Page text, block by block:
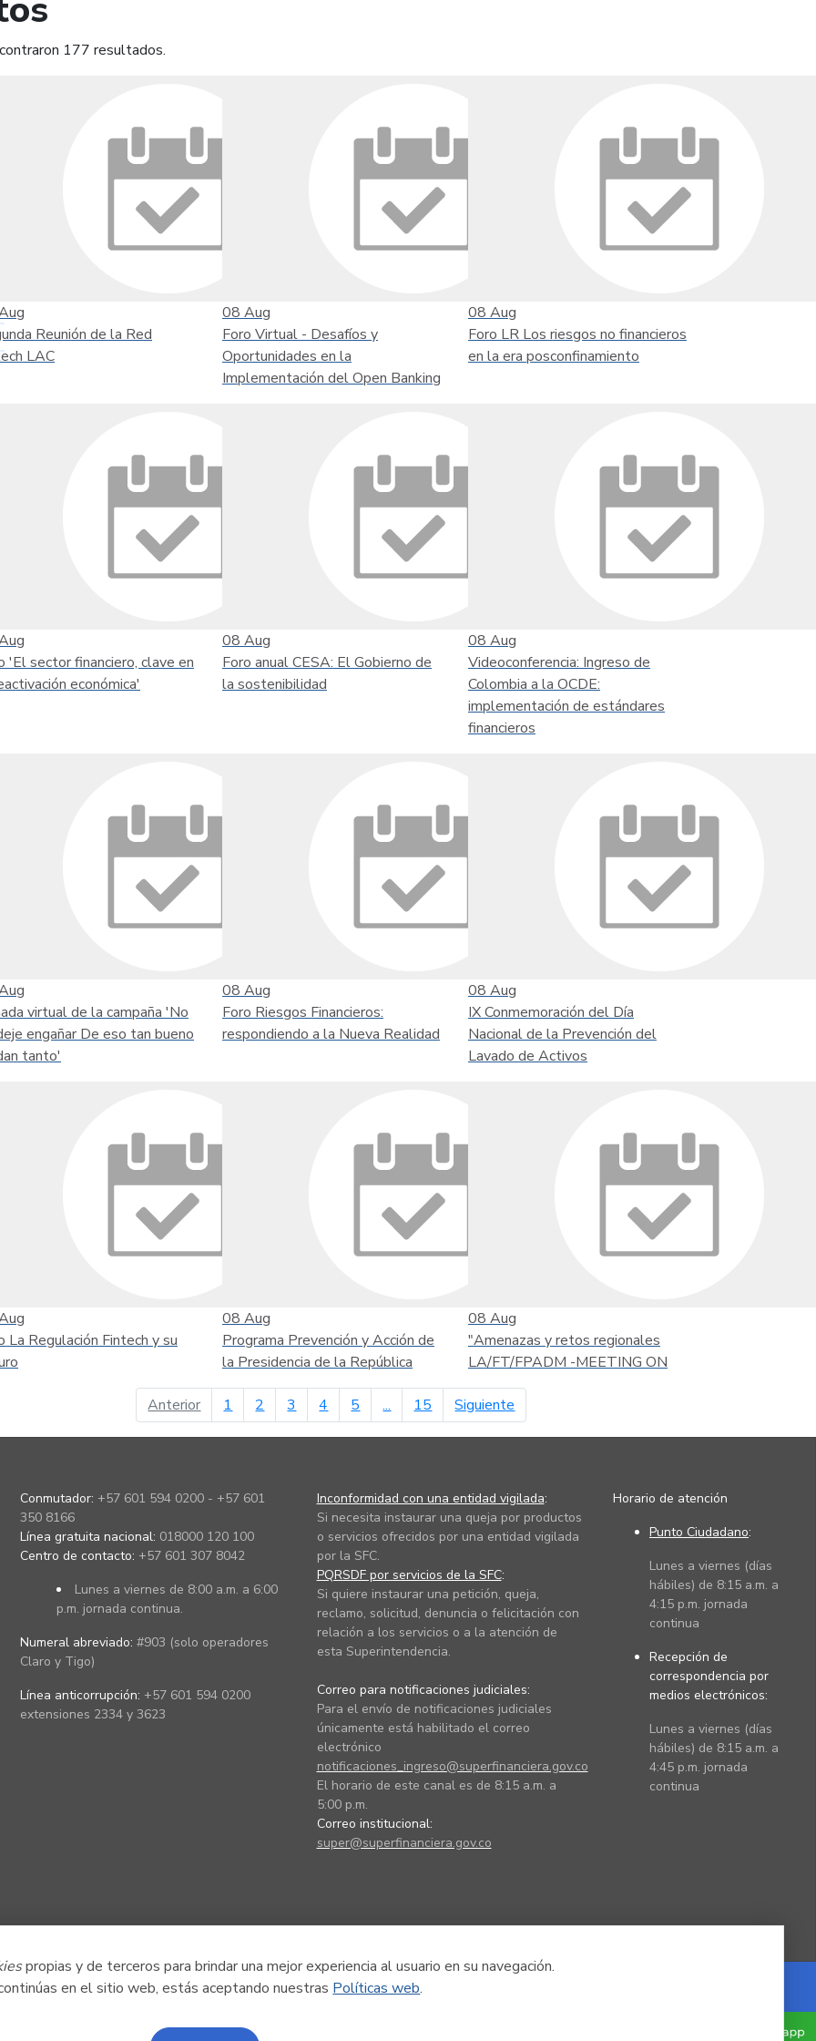
propias y de terceros para brindar una mejor experiencia al usuario en su navegación.
en el sitio web, estás aceptando nuestras Políticas web.
177 resultados.
Reunión de la Red
LAC
08 Aug
Foro Virtual - Desafíos y
Oportunidades en la
Implementación del Open Banking
08 Aug
Foro LR Los riesgos no financieros
en la era posconfinamiento
'El sector financiero, clave en
económica'
08 Aug
Foro anual CESA: El Gobierno de
la sostenibilidad
08 Aug
Videoconferencia: Ingreso de
Colombia a la OCDE:
implementación de estándares
financieros
virtual de la campaña 'No
engañar De eso tan bueno
tanto'
08 Aug
Foro Riesgos Financieros:
respondiendo a la Nueva Realidad
08 Aug
IX Conmemoración del Día
Nacional de la Prevención del
Lavado de Activos
La Regulación Fintech y su
08 Aug
Programa Prevención y Acción de
la Presidencia de la República
08 Aug
"Amenazas y retos regionales
LA/FT/FPADM -MEETING ON
Anteriorpágina anterior
1 2 3 4 5 ... 15 Siguiente
Conmutador: +57 601 594 0200 - +57 601
350 8166
Línea gratuita nacional: 018000 120 100
Centro de contacto: +57 601 307 8042
Lunes a viernes de 8:00 a.m. a 6:00
p.m. jornada continua.
Numeral abreviado: #903 (solo operadores
Claro y Tigo)
Línea anticorrupción: +57 601 594 0200
extensiones 2334 y 3623
Inconformidad con una entidad vigilada:
Si necesita instaurar una queja por productos
o servicios ofrecidos por una entidad vigilada
por la SFC.
PQRSDF por servicios de la SFC:
Si quiere instaurar una petición, queja,
reclamo, solicitud, denuncia o felicitación con
relación a los servicios o a la atención de
esta Superintendencia.
Correo para notificaciones judiciales:
Para el envío de notificaciones judiciales
únicamente está habilitado el correo
electrónico
notificaciones_ingreso@superfinanciera.gov.co
El horario de este canal es de 8:15 a.m. a
5:00 p.m.
Correo institucional:
super@superfinanciera.gov.co
Horario de atención
Punto Ciudadano:
Lunes a viernes (días
hábiles) de 8:15 a.m. a
4:15 p.m. jornada
continua
Recepción de
correspondencia por
medios electrónicos:
Lunes a viernes (días
hábiles) de 8:15 a.m. a
4:45 p.m. jornada
continua
Powered by Nexura